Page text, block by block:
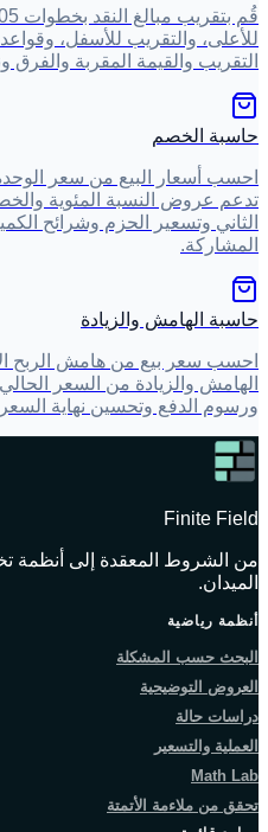
للأعلى، والتقريب للأسفل،
التقريب والقيمة المقربة
حاسبة الخصم
احسب أسعار البيع من سعر
تدعم عروض النسبة المئوية
الثاني وتسعير الحزم وشرائح
المشاركة.
حاسبة الهامش والزيادة
احسب سعر بيع من هامش الربح
الهامش والزيادة من السعر
ورسوم الدفع وتحسين نهاية
Finite Field
من الشروط المعقدة إلى أنظمة
الميدان.
أنظمة رياضية
البحث حسب المشكلة
العروض التوضيحية
دراسات حالة
العملية والتسعير
Math Lab
تحقق من ملاءمة الأتمتة